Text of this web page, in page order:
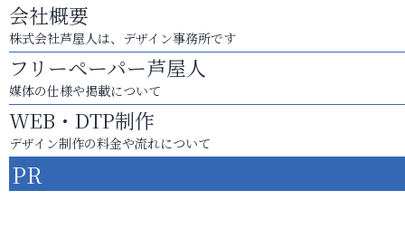
会社概要
株式会社芦屋人は、デザイン事務所です
フリーペーパー芦屋人
媒体の仕様や掲載について
WEB・DTP制作
デザイン制作の料金や流れについて
PR